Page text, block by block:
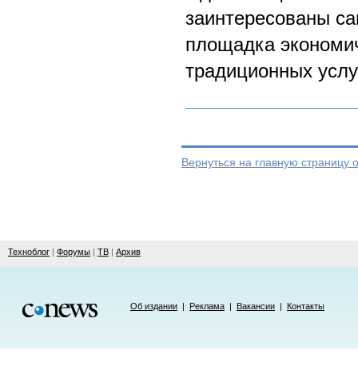
заинтересованы
площадка
традиционных
Вернуться на главную страницу
Техноблог | Форумы | ТВ | Архив
Об издании | Реклама | Вакансии | Контакты